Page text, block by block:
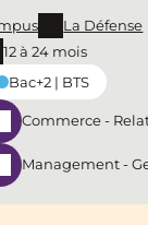
La Défense
12 à 24 mois
Bac+2 | BTS
Commerce -
Management -